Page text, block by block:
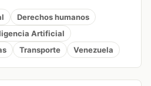
Derechos humanos
Artificial
Transporte Venezuela